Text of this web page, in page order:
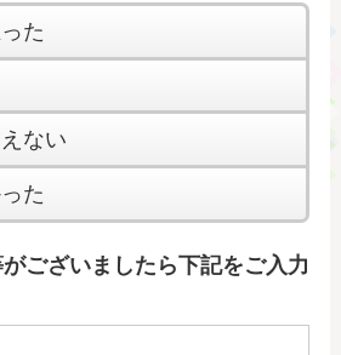
た
ない
た
ございましたら下記をご入力